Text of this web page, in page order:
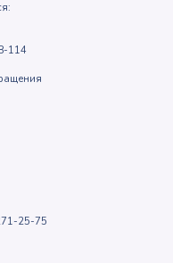
114
25-75